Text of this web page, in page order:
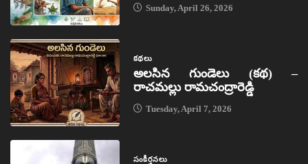
Sunday, April 26, 2026
కథలు
అలసిన గుండెలు (కథ) –
రాచమల్లు రామచంద్రారెడ్డి
Tuesday, April 7, 2026
సంకీర్తనలు